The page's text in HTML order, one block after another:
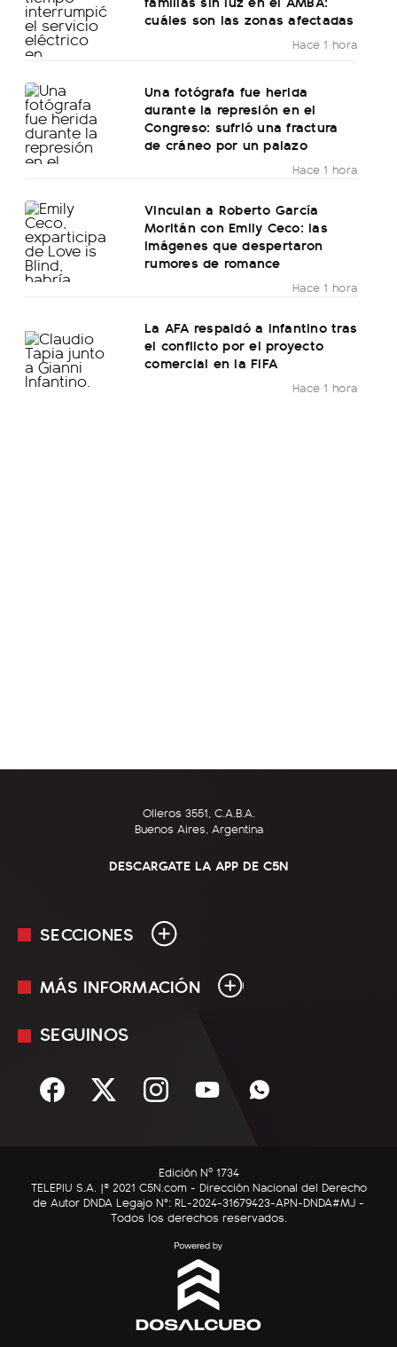
cuáles son las zonas afectadas
Hace 1 hora
Una fotógrafa fue herida
durante la represión en el
Congreso: sufrió una fractura
de cráneo por un palazo
Hace 1 hora
Vinculan a Roberto García
Moritán con Emily Ceco: las
imágenes que despertaron
rumores de romance
Hace 1 hora
La AFA respaldó a Infantino tras
el conflicto por el proyecto
comercial en la FIFA
Hace 1 hora
Olleros 3551, C.A.B.A.
Buenos Aires, Argentina
DESCARGATE LA APP DE C5N
SECCIONES
En Vivo
Sociedad
C5N Autos
RatingCero
MÁS INFORMACIÓN
Mediakit
Términos y condiciones
SEGUINOS
Edición Nº 1734
TELEPIU S.A. |© 2021 C5N.com - Dirección Nacional del Derecho
de Autor DNDA Legajo N°: RL-2024-31679423-APN-DNDA#MJ -
Todos los derechos reservados.